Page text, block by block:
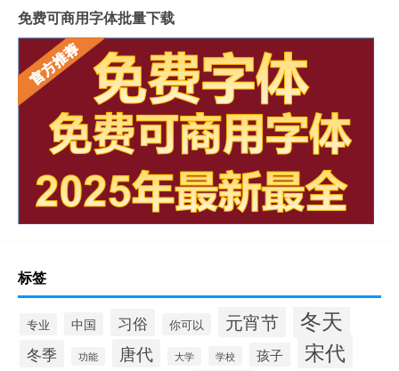
免费可商用字体批量下载
标签
专业 中国 习俗 你可以 元宵节 冬天
冬季 功能 唐代 大学 学校 孩子 宋代